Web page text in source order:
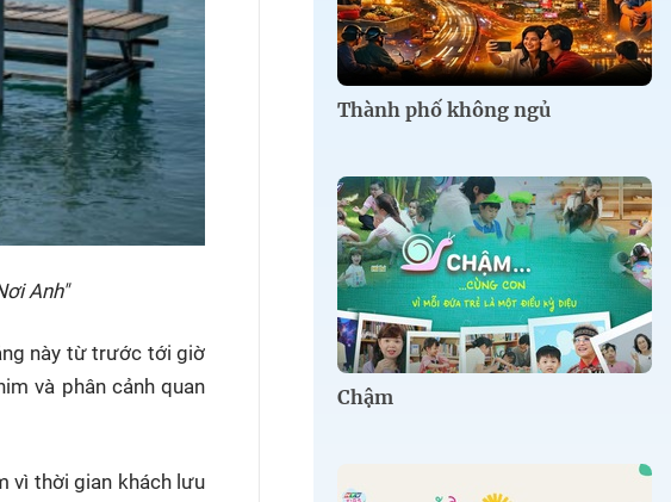
Anh"
này từ trước tới giờ
và phân cảnh quan
vì thời gian khách lưu
Thành phố không ngủ
Chậm